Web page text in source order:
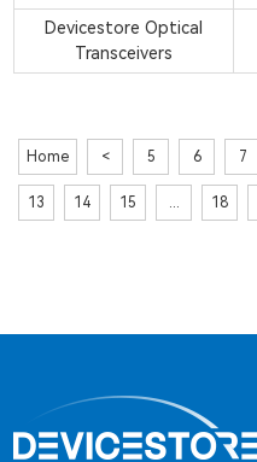
Devicestore Optical
Transceivers
Home < 5 6 7
13 14 15 ... 18